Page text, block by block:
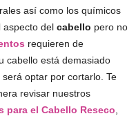
así como los químicos
aspecto del cabello pero no
requieren de
cabello está demasiado
optar por cortarlo. Te
revisar nuestros
para el Cabello Reseco